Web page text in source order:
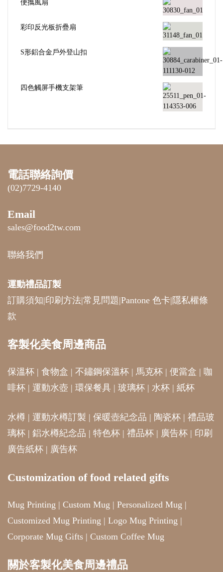
便攜風扇
彩印反光板折疊扇
S形鋁合金戶外登山扣
四色觸屏手機支架筆
電話聯絡詢價
(02)7729-4140
Email
sales@food2tw.com
聯絡我們
運動禮品訂製
訂購須知|印刷方法|常見問題|Pantone 色卡| 隱私權條
款
客製化美食周邊商品
保溫杯 | 食物盒 | 不鏽鋼保溫杯 | 馬克杯 | 便當盒 | 咖
啡杯 | 運動水壺 | 環保餐具 | 玻璃杯 | 水杯 | 紙杯
水樽 | 運動水樽訂製 | 保暖壺紀念品 | 陶瓷杯 | 禮品玻
璃杯 | 鋁水樽紀念品 | 特色杯 | 禮品杯 | 廣告杯 | 印刷
廣告紙杯 | 廣告杯
Customization of food related gifts
Mug Printing | Custom Mug | Personalized Mug |
Customized Mug Printing | Logo Mug Printing |
Corporate Mug Gifts | Custom Coffee Mug
關於客製化美食周邊禮品